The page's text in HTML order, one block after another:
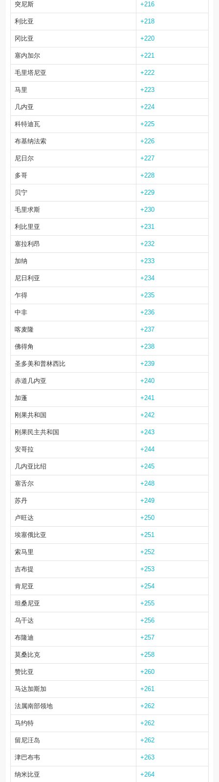
突尼斯 +216
利比亚 +218
冈比亚 +220
塞内加尔 +221
毛里塔尼亚 +222
马里 +223
几内亚 +224
科特迪瓦 +225
布基纳法索 +226
尼日尔 +227
多哥 +228
贝宁 +229
毛里求斯 +230
利比里亚 +231
塞拉利昂 +232
加纳 +233
尼日利亚 +234
乍得 +235
中非 +236
喀麦隆 +237
佛得角 +238
圣多美和普林西比 +239
赤道几内亚 +240
加蓬 +241
刚果共和国 +242
刚果民主共和国 +243
安哥拉 +244
几内亚比绍 +245
塞舌尔 +248
苏丹 +249
卢旺达 +250
埃塞俄比亚 +251
索马里 +252
吉布提 +253
肯尼亚 +254
坦桑尼亚 +255
乌干达 +256
布隆迪 +257
莫桑比克 +258
赞比亚 +260
马达加斯加 +261
法属南部领地 +262
马约特 +262
留尼汪岛 +262
津巴布韦 +263
纳米比亚 +264